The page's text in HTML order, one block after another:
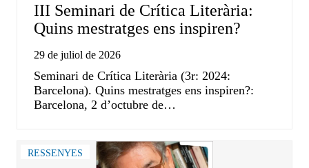
III Seminari de Crítica Literària:
Quins mestratges ens inspiren?
29 de juliol de 2026
Seminari de Crítica Literària (3r: 2024:
Barcelona). Quins mestratges ens inspiren?:
Barcelona, 2 d’octubre de…
RESSENYES